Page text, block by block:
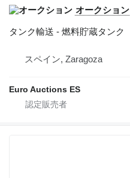
オークション
タンク輸送 - 燃料貯蔵タンク
スペイン, Zaragoza
Euro Auctions ES